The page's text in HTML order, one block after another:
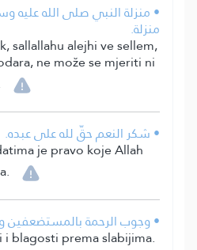
• منزلة النبي صلى الله عليه
منزلة.
sallallahu alejhi ve sellem,
ne može se mjeriti ni
• شكر النعم حقّ لله على عبده.
je pravo koje Allah
• وجوب الرحمة بالمستضعفين
blagosti prema slabijima.